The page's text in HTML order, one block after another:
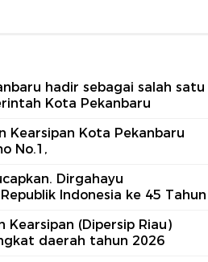
hadir sebagai salah satu
Kota Pekanbaru
Kearsipan Kota Pekanbaru
No.1,
Dirgahayu
Indonesia ke 45 Tahun
Kearsipan (Dipersip Riau)
daerah tahun 2026